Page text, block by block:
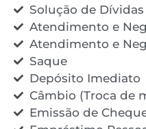
Solução de Dívidas
Atendimento e
Atendimento e
Saque
Depósito Imediato
Câmbio (Troca de
Emissão de